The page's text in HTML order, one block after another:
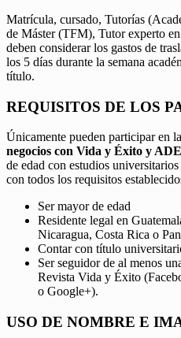
Matrícula, cursado, Tutorías
de Máster (TFM), Tutor experto
deben considerar los gastos de
los 5 días durante la semana
título.
REQUISITOS DE LOS
Únicamente pueden participar en
negocios con Vida y Éxito y
de edad con estudios
con todos los requisitos
Ser mayor de edad
Residente legal en
Nicaragua, Costa Rica o
Contar con título
Ser seguidor de al menos
Revista Vida y Éxito
o Google+).
USO DE NOMBRE E